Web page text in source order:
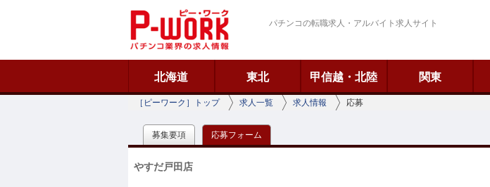
パチンコの転職求人・アルバイト求人サイト
北海道 東北 甲信越・北陸 関東
［ピーワーク］トップ 求人一覧 求人情報 応募
募集要項 応募フォーム
やすだ戸田店